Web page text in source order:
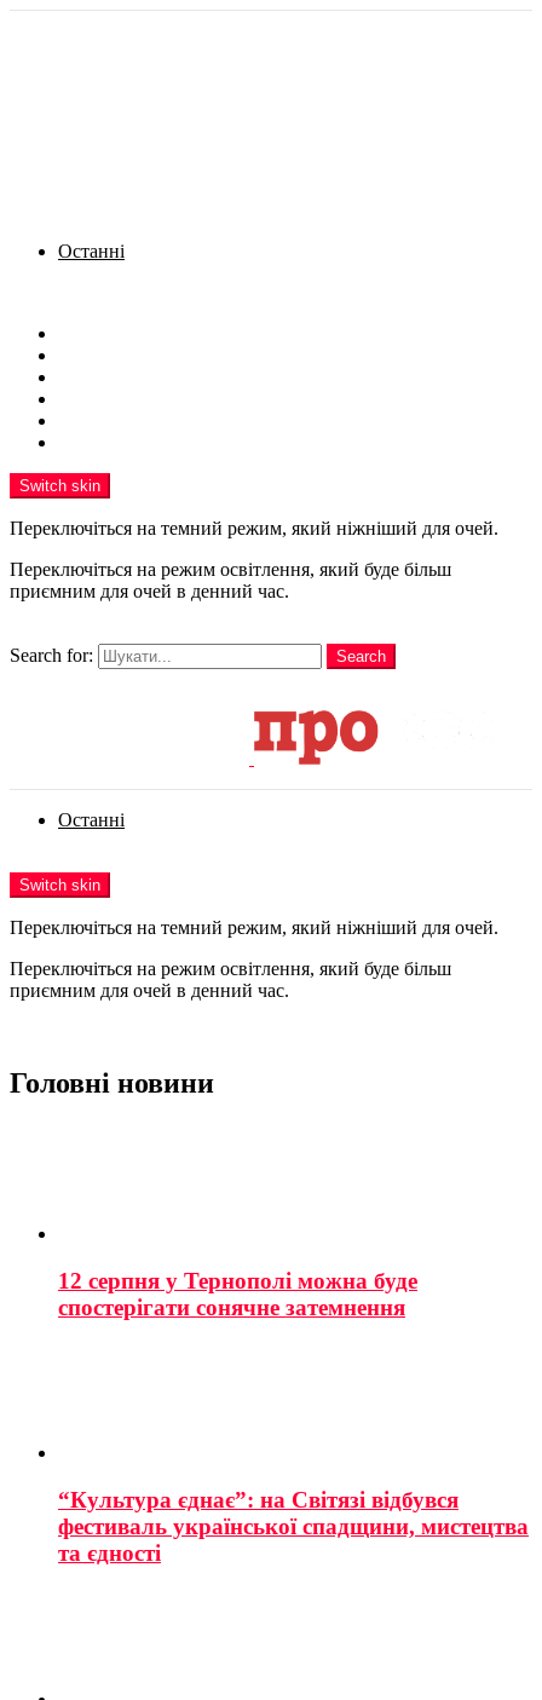
Останні
Switch skin
Переключіться на темний режим, який ніжніший для очей.
Переключіться на режим освітлення, який буде більш
приємним для очей в денний час.
Search for:
Search
Останні
Switch skin
Переключіться на темний режим, який ніжніший для очей.
Переключіться на режим освітлення, який буде більш
приємним для очей в денний час.
Головні новини
12 серпня у Тернополі можна буде
спостерігати сонячне затемнення
“Культура єднає”: на Світязі відбувся
фестиваль української спадщини, мистецтва
та єдності